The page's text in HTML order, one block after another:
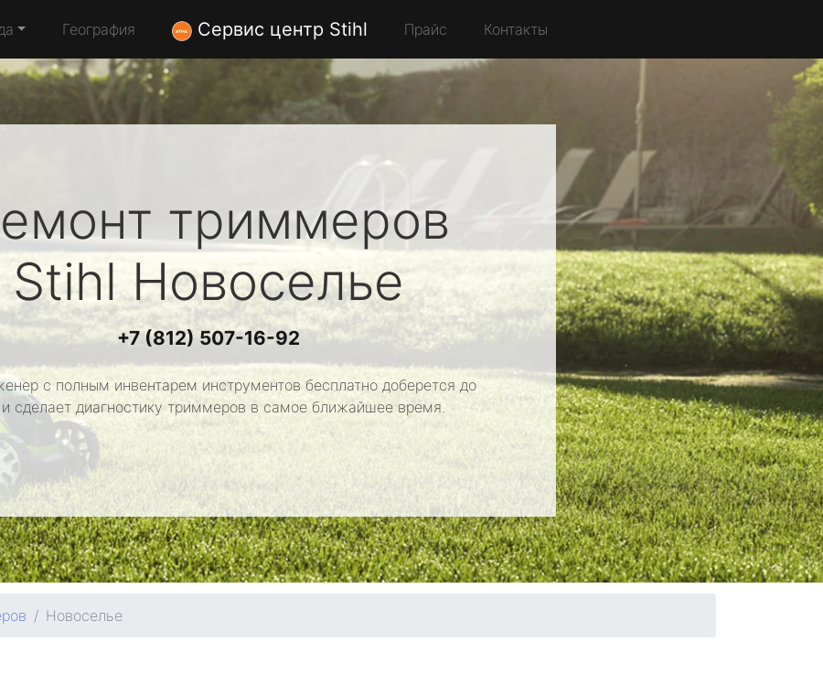
География Сервис центр Stihl Прайс Контакты
триммеров
StihlНовоселье
+7 (812) 507-16-92
с полным инвентарем инструментов бесплатно доберется до
сделает диагностику триммеров в самое ближайшее время.
Новоселье